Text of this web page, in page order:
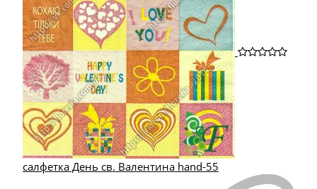
салфетка День св. Валентина hand-55